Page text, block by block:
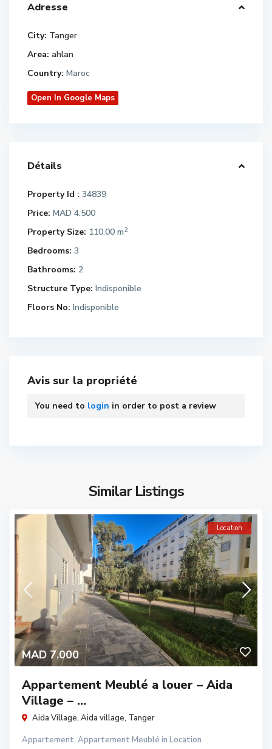
Adresse
City: Tanger
Area: ahlan
Country: Maroc
Open In Google Maps
Détails
Property Id : 34839
Price: MAD 4.500
Property Size: 110.00 m2
Bedrooms: 3
Bathrooms: 2
Structure Type: Indisponible
Floors No: Indisponible
Avis sur la propriété
You need to login in order to post a review
Similar Listings
MAD 7.000
Location
Appartement Meublé a louer – Aida
Village – ...
Aida Village, Aida village, Tanger
Appartement, Appartement Meublé in Location